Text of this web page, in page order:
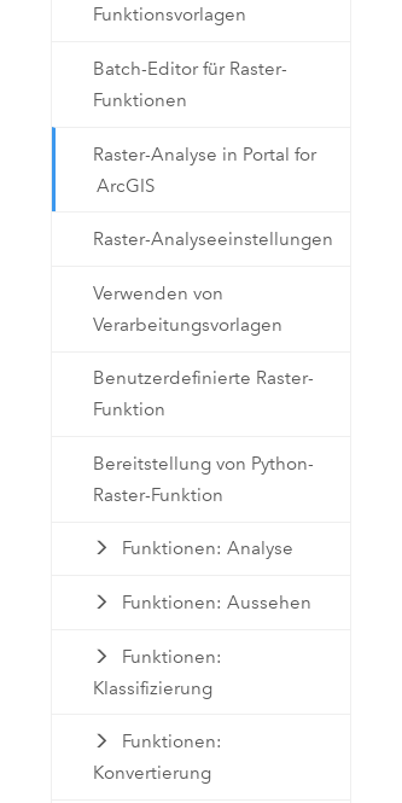
Funktionsvorlagen
Batch-Editor für Raster-
Funktionen
Raster-Analyse in Portal for
ArcGIS
Raster-Analyseeinstellungen
Verwenden von
Verarbeitungsvorlagen
Benutzerdefinierte Raster-
Funktion
Bereitstellung von Python-
Raster-Funktion
Funktionen: Analyse
Funktionen: Aussehen
Funktionen:
Klassifizierung
Funktionen:
Konvertierung